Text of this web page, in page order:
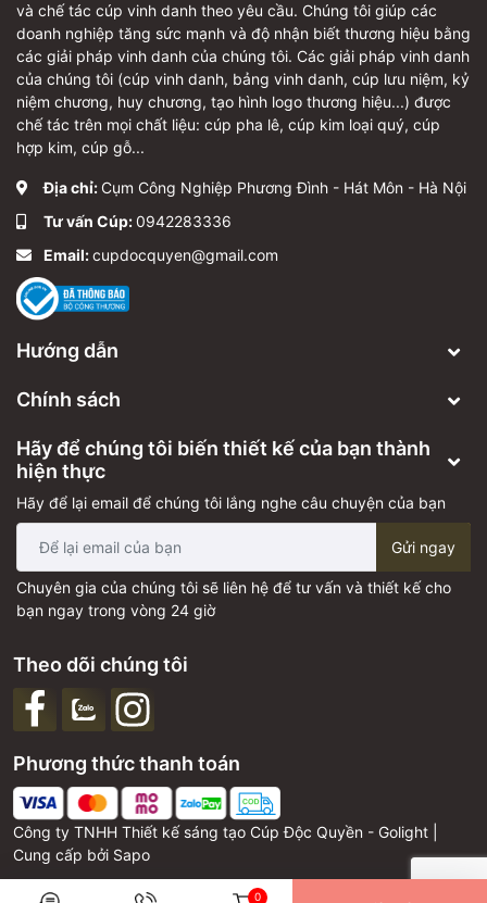
và chế tác cúp vinh danh theo yêu cầu. Chúng tôi giúp các
doanh nghiệp tăng sức mạnh và độ nhận biết thương hiệu bằng
các giải pháp vinh danh của chúng tôi. Các giải pháp vinh danh
của chúng tôi (cúp vinh danh, bảng vinh danh, cúp lưu niệm, kỷ
niệm chương, huy chương, tạo hình logo thương hiệu...) được
chế tác trên mọi chất liệu: cúp pha lê, cúp kim loại quý, cúp
hợp kim, cúp gỗ...
Địa chỉ: Cụm Công Nghiệp Phương Đình - Hát Môn - Hà Nội
Tư vấn Cúp:0942283336
Email:cupdocquyen@gmail.com
Hướng dẫn
Chính sách
Hãy để chúng tôi biến thiết kế của bạn thành
hiện thực
Hãy để lại email để chúng tôi lắng nghe câu chuyện của bạn
Gửi ngay
Chuyên gia của chúng tôi sẽ liên hệ để tư vấn và thiết kế cho
bạn ngay trong vòng 24 giờ
Công ty TNHH Thiết kế sáng tạo Cúp Độc Quyền - Golight |
Cung cấp bởi Sapo
Phương thức thanh toán
Theo dõi chúng tôi
0